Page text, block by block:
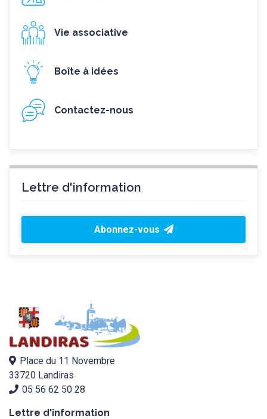
Vie associative
Boîte à idées
Contactez-nous
Lettre d'information
Abonnez-vous
Place du 11 Novembre
33720 Landiras
05 56 62 50 28
Lettre d'information